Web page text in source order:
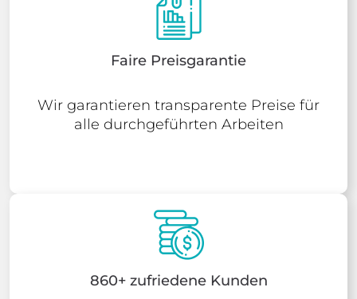
Faire Preisgarantie
Wir garantieren transparente Preise für
alle durchgeführten Arbeiten
860+ zufriedene Kunden